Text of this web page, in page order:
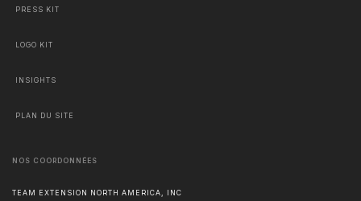
PRESS KIT
LOGO KIT
INSIGHTS
PLAN DU SITE
NOS COORDONNÉES
TEAM EXTENSION NORTH AMERICA, INC